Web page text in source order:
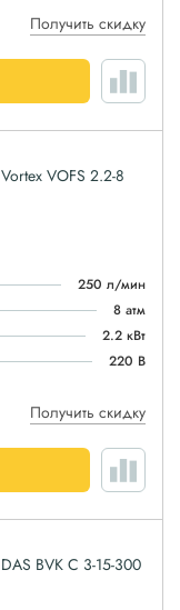
Получить скидку
VOFS 2.2-8
250 л/мин
8 атм
2.2 кВт
220 В
Получить скидку
BVK C 3-15-300